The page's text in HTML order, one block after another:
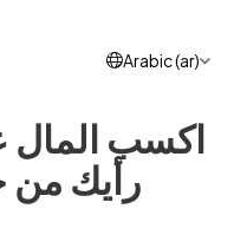
Arabic (ar)
اكسب
رأيك من